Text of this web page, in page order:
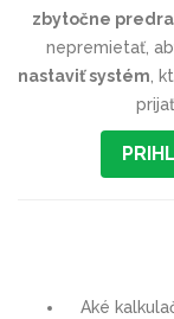
zbytočne
nepremietať,
nastaviť systém ,
Aké